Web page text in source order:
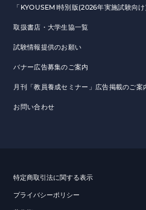
「KYOUSEMI特別版(2026年実施試験向
取扱書店・大学生協一覧
試験情報提供のお願い
バナー広告募集のご案内
月刊「教員養成セミナー」広告掲載のご案
お問い合わせ
特定商取引法に関する表示
プライバシーポリシー